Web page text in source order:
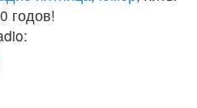
годов!